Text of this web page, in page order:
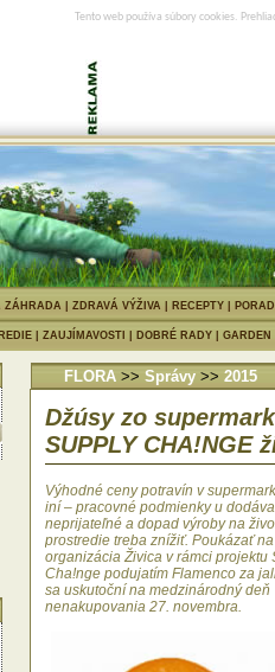
Tento web používa súbory cookies.
ZÁHRADA| ZDRAVÁ VÝŽIVA| RECEPTY|
ZAUJÍMAVOSTI DOBRÉ RADY
FLORA >> Správy >> 2015
Džúsy zo
SUPPLY CHA!NGE
Výhodné ceny potravín v
iní – pracovné podmienky u
neprijateľné a dopad výroby na
prostredie treba znížiť. Poukázať
organizácia Živica v rámci projektu
Cha!nge podujatím Flamenco za
sa uskutoční na medzinárodný deň
nenakupovania 27. novembra.